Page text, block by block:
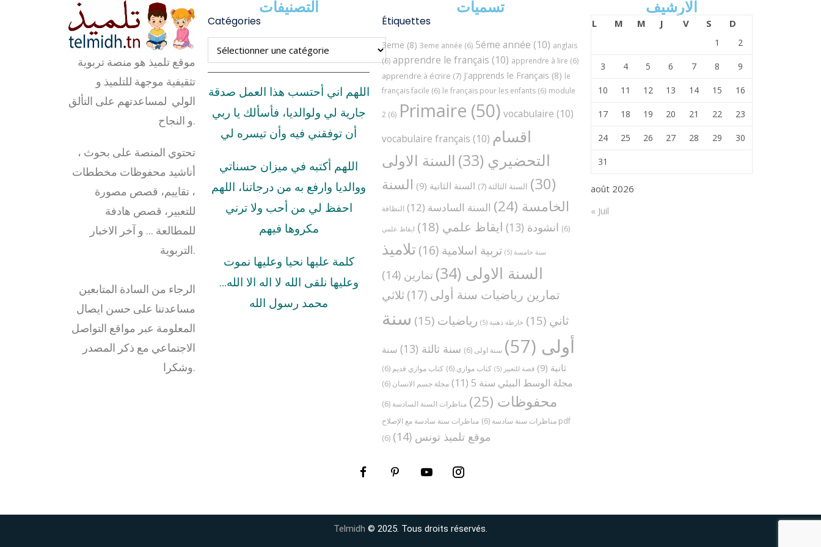
موقع تلميذ هو منصة تربوية
تثقيفية موجهة للتلميذ و
الولي لمساعدتهم على التألق
و النجاح.
تحتوي المنصة على بحوث ،
أناشيد محفوظات مخططات
، تقاييم، قصص مصورة
للتعبير، قصص هادفة
للمطالعة … و آخر الاخبار
التربوية.
الرجاء من السادة المتابعين
مساعدتنا على حسن ايصال
المعلومة عبر مواقع التواصل
الاجتماعي مع ذكر المصدر
وشكرا.
التصنيفات
Catégories
اللهم اني أحتسب هذا العمل صدقة
جارية لي ولوالديا، فأسألك يا ربي
أن توفقني فيه وأن تيسره لي
اللهم أكتبه في ميزان حسناتي
ووالديا وارفع به من درجاتنا، اللهم
احفظ لي من أحب ولا ترني
مكروها فيهم
كلمة عليها نحيا وعليها نموت
وعليها نلقى الله لا اله الا الله…
محمد رسول الله
تسميات
Étiquettes
3eme (8) 3eme année (6) 5éme année (10) anglais
(6) apprendre le français (10) apprendre à lire (6)
apprendre à écrire (7) J'apprends le Français (8) le
français facile (6) le français pour les enfants (6) module
2 (6) Primaire (50) vocabulaire (10)
vocabulaire français (10) اقسام
التحضيري (33)
السنة الاولى
(30)
السنة الثالثة (7) السنة الثانية (9)
السنة
الخامسة (24) السنة السادسة (12)
النظافة
(6)
انشودة (13) ايقاظ علمي (18) ايقاظ علمي
سنة خامسة (5) تربية اسلامية (16)
تلاميذ
السنة الاولى (34) تمارين (14)
تمارين رياضيات سنة أولى (17)
ثلاثي
ثاني (15) خارطة ذهنية (5) رياضيات (15)
سنة
أولى (57) سنة اولى (6) سنة ثالثة (13)
سنة
ثانية (9) قصة للتعبير (5) كتاب موازي (6) كتاب موازي قديم (6)
مجلة الوسط البيئي سنة 5 (11) مجلة جسم الانسان (6)
محفوظات (25) مناظرات السنة السادسة (6)
مناظرات سنة سادسة (6)
مناظرات سنة سادسة مع الإصلاح pdf
(6)
موقع تلميذ تونس (14)
الارشيف
août 2026
L M M J V S D
1 2
3 4 5 6 7 8 9
10 11 12 13 14 15 16
17 18 19 20 21 22 23
24 25 26 27 28 29 30
31
« Juil
Telmidh © 2025. Tous droits réservés.